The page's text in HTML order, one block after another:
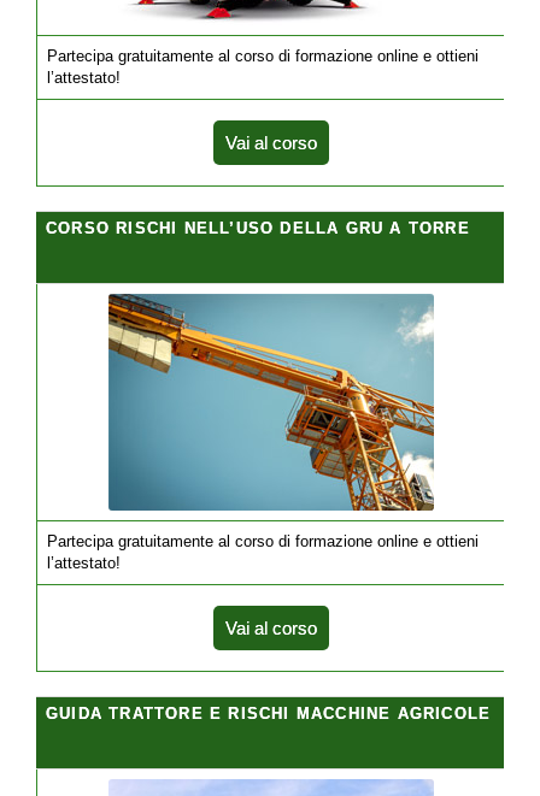
Partecipa gratuitamente al corso di formazione online e ottieni
l’attestato!
Vai al corso
CORSO RISCHI NELL’USO DELLA GRU A TORRE
Partecipa gratuitamente al corso di formazione online e ottieni
l’attestato!
Vai al corso
GUIDA TRATTORE E RISCHI MACCHINE AGRICOLE